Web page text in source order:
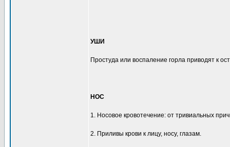
УШИ
Простуда или воспаление горла приводят к
НОС
1. Носовое кровотечение: от тривиальных
2. Приливы крови к лицу, носу, глазам.